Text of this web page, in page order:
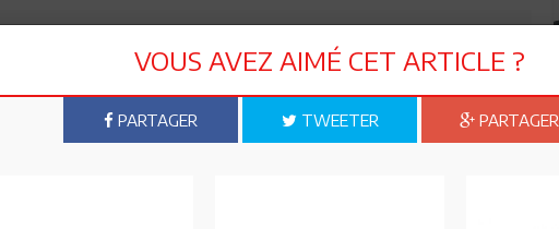
CET ARTICLE
0 Commentaires
VOUS AVEZ AIMÉ CET ARTICLE ?
PARTAGER TWEETER PARTAGER